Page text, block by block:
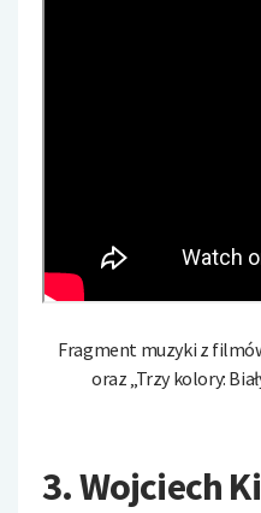
Fragment muzyki z
oraz „Trzy kolory:
3. Wojciech